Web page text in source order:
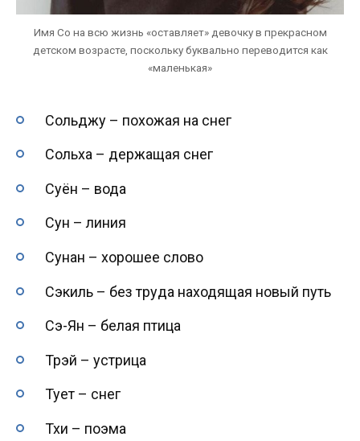
Имя Со на всю жизнь «оставляет» девочку в прекрасном
детском возрасте, поскольку буквально переводится как
«маленькая»
Сольджу – похожая на снег
Сольха – держащая снег
Суён – вода
Сун – линия
Сунан – хорошее слово
Сэкиль – без труда находящая новый путь
Сэ-Ян – белая птица
Трэй – устрица
Тует – снег
Тхи – поэма